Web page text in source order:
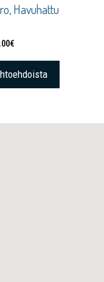
Havuhattu
€